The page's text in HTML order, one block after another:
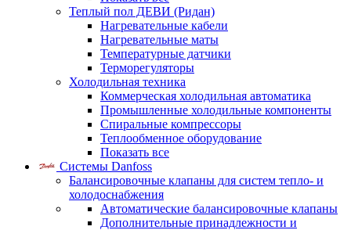
Теплый пол ДЕВИ (Ридан)
Нагревательные кабели
Нагревательные маты
Температурные датчики
Терморегуляторы
Холодильная техника
Коммерческая холодильная автоматика
Промышленные холодильные компоненты
Спиральные компрессоры
Теплообменное оборудование
Показать все
Системы Danfoss
Балансировочные клапаны для систем тепло- и
холодоснабжения
Автоматические балансировочные клапаны
Дополнительные принадлежности и